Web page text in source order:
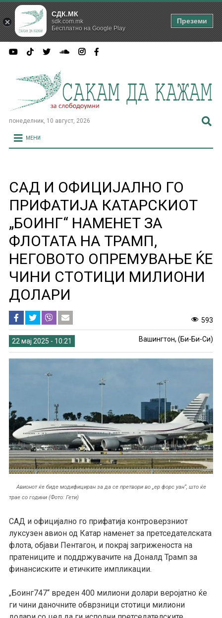
понеделник, 10 август, 2026
МЕНИ
САД И ОФИЦИЈАЛНО ГО
ПРИФАТИЈА КАТАРСКИОТ
„БОИНГ“ НАМЕНЕТ ЗА
ФЛОТАТА НА ТРАМП,
НЕГОВОТО ОПРЕМУВАЊЕ ЌЕ
ЧИНИ СТОТИЦИ МИЛИОНИ
ДОЛАРИ
593
22 мај 2025 - 10:21 Вашингтон, (Би-Би-Си)
Авионот ќе биде модифициран за да се претвори во „ер форс уан“, што ќе
трае со години (Фото: Гети)
САД и официјално го прифатија контроверзниот
луксузен авион од Катар наменет за претседателската
флота, објави Пентагон, и покрај загриженоста на
пратениците и поддржувачите на Доналд Трамп за
финансиските и етичките импликации.
„ Боинг747“ вреден 400 милиони долари веројатно ќе
ги чини даночните обврзници стотици милиони
СДК.МК
sdk.com.mk
Бесплатно на Google Play
Преземи